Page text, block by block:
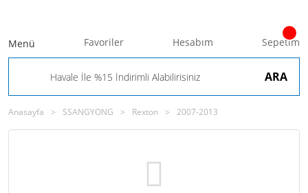
ARA
Menü Favoriler Hesabım Sepetim
Anasayfa SSANGYONG Rexton 2007-2013